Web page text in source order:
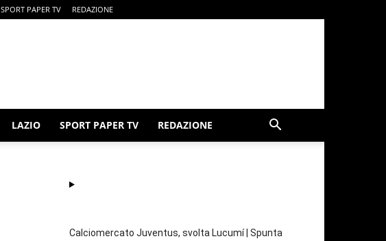
SPORT PAPER TV REDAZIONE
LAZIO SPORT PAPER TV REDAZIONE
Calciomercato Juventus, svolta Lucumí | Spunta